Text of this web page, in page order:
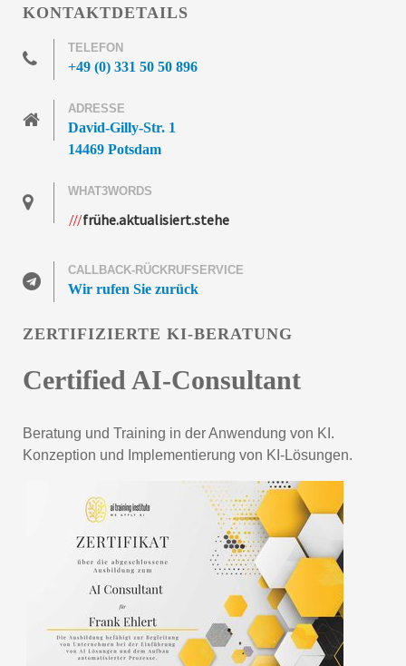
KONTAKTDETAILS
TELEFON
+49 (0) 331 50 50 896
ADRESSE
David-Gilly-Str. 1
14469 Potsdam
WHAT3WORDS
frühe.aktualisiert.stehe
CALLBACK-RÜCKRUFSERVICE
Wir rufen Sie zurück
ZERTIFIZIERTE KI-BERATUNG
Certified AI-Consultant
Beratung und Training in der Anwendung von KI.
Konzeption und Implementierung von KI-Lösungen.